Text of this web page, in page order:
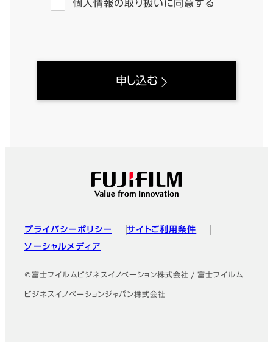
個人情報の取り扱いに同意する
申し込む
プライバシーポリシー
サイトご利用条件
ソーシャルメディア
©富士フイルムビジネスイノベーション株式会社 / 富士フイルム
ビジネスイノベーションジャパン株式会社